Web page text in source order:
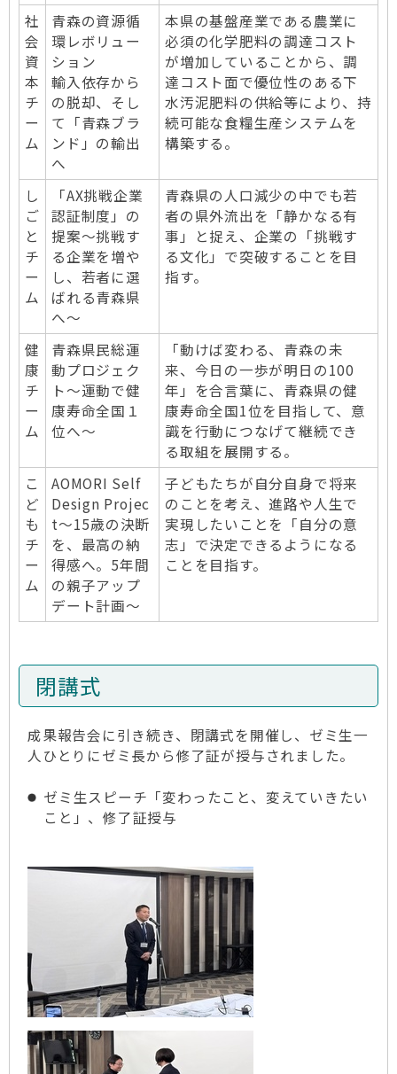
社
会
資
本
チ
ー
ム
青森の資源循
環レボリュー
ション
輸入依存から
の脱却、そし
て「青森ブラ
ンド」の輸出
へ
本県の基盤産業である農業に
必須の化学肥料の調達コスト
が増加していることから、調
達コスト面で優位性のある下
水汚泥肥料の供給等により、持
続可能な食糧生産システムを
構築する。
し
ご
と
チ
ー
ム
「AX挑戦企業
認証制度」の
提案〜挑戦す
る企業を増や
し、若者に選
ばれる青森県
へ〜
青森県の人口減少の中でも若
者の県外流出を「静かなる有
事」と捉え、企業の「挑戦す
る文化」で突破することを目
指す。
健
康
チ
ー
ム
青森県民総運
動プロジェク
ト～運動で健
康寿命全国１
位へ～
「動けば変わる、青森の未
来、今日の一歩が明日の100
年」を合言葉に、青森県の健
康寿命全国1位を目指して、意
識を行動につなげて継続でき
る取組を展開する。
こ
ど
も
チ
ー
ム
AOMORI Self
Design Projec
t〜15歳の決断
を、最⾼の納
得感へ。5年間
の親⼦アップ
デート計画〜
子どもたちが自分自身で将来
のことを考え、進路や人生で
実現したいことを「自分の意
志」で決定できるようになる
ことを目指す。
閉講式
成果報告会に引き続き、閉講式を開催し、ゼミ生一
人ひとりにゼミ長から修了証が授与されました。
ゼミ生スピーチ「変わったこと、変えていきたい
こと」、修了証授与